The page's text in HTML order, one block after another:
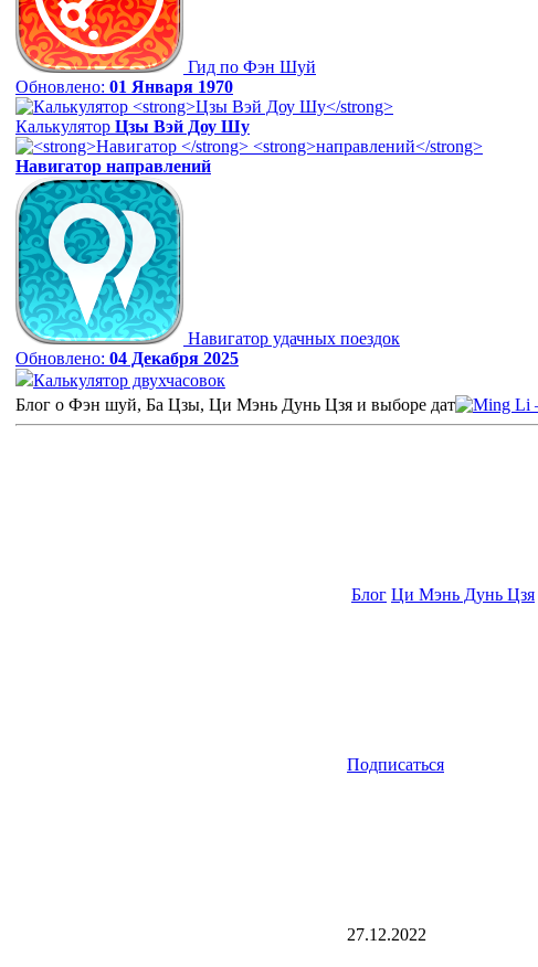
Гид по Фэн Шуй
Обновлено: 01 Января 1970
Калькулятор Цзы Вэй Доу Шу
Навигатор направлений
Навигатор удачных поездок
Обновлено: 04 Декабря 2025
Калькулятор двухчасовок
Блог о Фэн шуй, Ба Цзы, Ци Мэнь Дунь Цзя и выборе дат
Блог Ци Мэнь Дунь Цзя
Подписаться
27.12.2022